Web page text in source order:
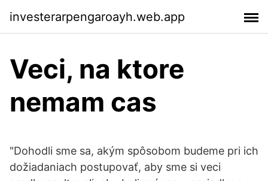
investerarpengaroayh.web.app
Veci, na ktore
nemam cas
"Dohodli sme sa, akým spôsobom budeme pri ich
dožiadaniach postupovať, aby sme si veci